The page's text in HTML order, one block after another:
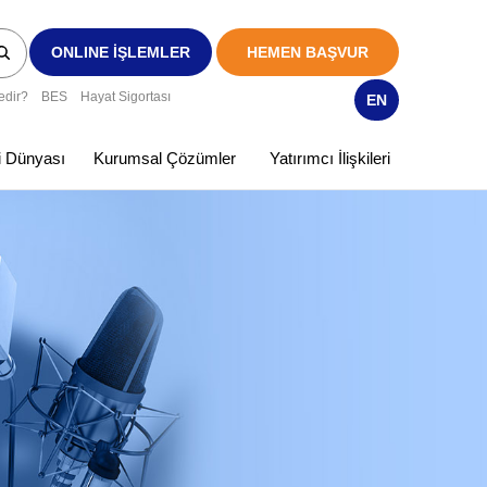
ONLINE İŞLEMLER HEMEN BAŞVUR
EN
BES Hayat Sigortası
Kurumsal Çözümler Yatırımcı İlişkileri